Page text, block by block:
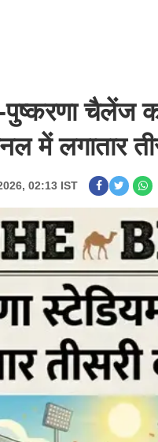
चैलेंज
में लगातार
02:13 IST